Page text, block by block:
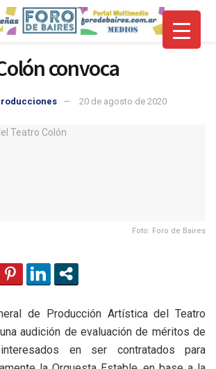
convoca
20 de agosto de 2020
Foto: Foro de Baires
de Producción Artística del Teatro
audición de evaluación de méritos de
en ser contratados para